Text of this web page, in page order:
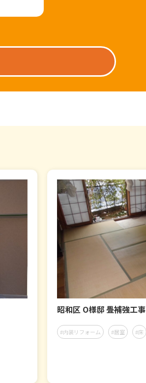
昭和区 O様邸 畳補強工事
#内装リフォーム #居室 #床